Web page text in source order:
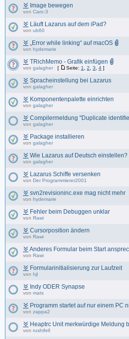
Image bewegen
von Caro:3
Läuft Lazarus auf dem iPad?
von ub60
„Error while linking“ auf macOS
von hydemarie
TRichMemo - Grafik einfügen
von galagher [ Seite: 1 2 3 4 ]
Spracheinstellung bei Lazarus
von galagher
Komponentenpalette einrichten
von galagher
Compilermeldung "Duplicate
von galagher
Package installieren
von galagher
Wie Lazarus auf Deutsch einstellen?
von galagher
Lazarus Schiffe versenken
von Der Programmierer2001
svn2revisioninc.exe mag nicht mehr
von hydemarie
Fehler beim Debuggen unklar
von Rawi
Cursorposition ändern
von Rawi
Anderes Formular beim Start
von Rawi
Formularinitialisierung zur Laufzeit
von hjl
Indy ODER Synapse
von mats
Programm startet auf nur einem PC
von zappa2
Heaptrc Unit merkwürdige Meldung
von rushifell